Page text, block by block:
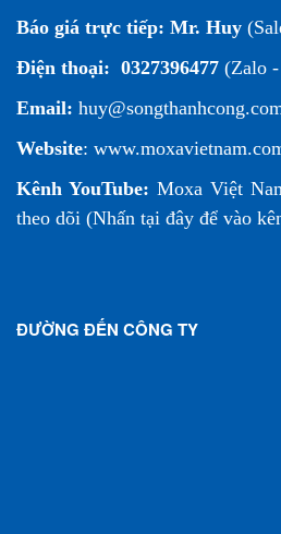
Báo giá trực tiếp: Mr. Huy
Điện thoại: 0327396477 (Zalo
Email:
Website:
Kênh YouTube: Moxa Việt
theo dõi (Nhấn tại đây để vào
ĐƯỜNG ĐẾN CÔNG TY